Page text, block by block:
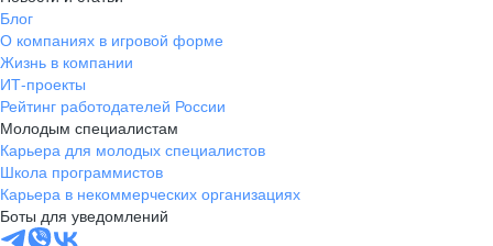
Новосибирск
ул. Большевистская, д. 35,
помещение 21
+7 383 207-94-64
pr@nsk.hh.ru
Минск
пр-т Дзержинского, д. 57,
Блог
О компаниях в игровой форме
Жизнь в компании
ИТ-проекты
Рейтинг работодателей России
Молодым специалистам
Карьера для молодых специалистов
Школа программистов
Карьера в некоммерческих организациях
Боты для уведомлений